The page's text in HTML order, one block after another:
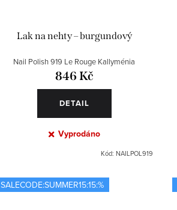
Lak na nehty – burgundový
Nail Polish 919 Le Rouge Kallyménia
846 Kč
DETAIL
Vyprodáno
Kód: NAILPOL919
SALECODE:SUMMER15:15:%